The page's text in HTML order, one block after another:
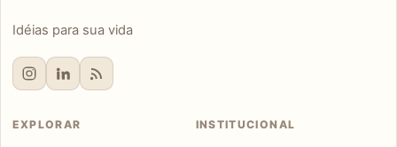
Idéias para sua vida
EXPLORAR INSTITUCIONAL